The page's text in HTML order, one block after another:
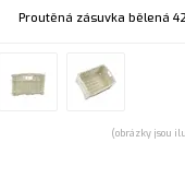
Proutěná zásuvka bělená
(obrázky jsou